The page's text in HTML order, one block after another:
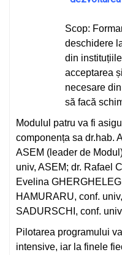
Scop:
deschidere
din
acceptarea
necesare
să facă
Modulul patru va fi
componența sa dr.hab.
ASEM (leader de
univ, ASEM; dr. Rafael
Evelina
HAMURARU, conf.
SADURSCHI, conf.
Pilotarea programului
intensive, iar la finele